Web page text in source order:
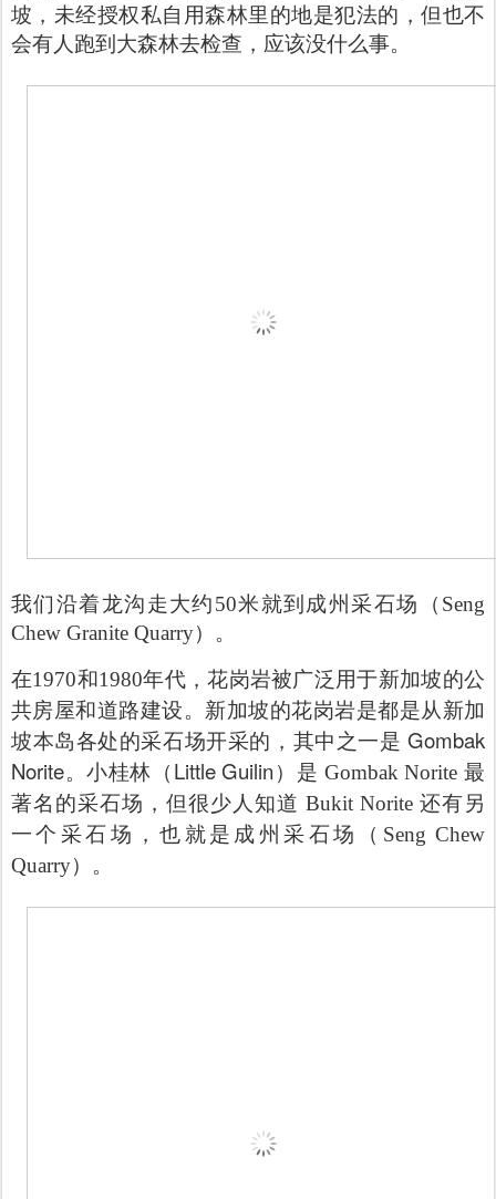
坡，未经授权私自用森林里的地是犯法的，但也不
会有人跑到大森林去检查，应该没什么事。
我们沿着龙沟走大约50米就到成州采石场（Seng
Chew Granite Quarry）。
在1970和1980年代，花岗岩被广泛用于新加坡的公
共房屋和道路建设。新加坡的花岗岩是都是从新加
坡本岛各处的采石场开采的，其中之一是 Gombak
Norite。小桂林（Little Guilin）
是 Gombak Norite 最
著名的采石场，但很少人知道 Bukit Norite 还有另
一个采石场，也就是成州采石场（Seng Chew
Quarry）。